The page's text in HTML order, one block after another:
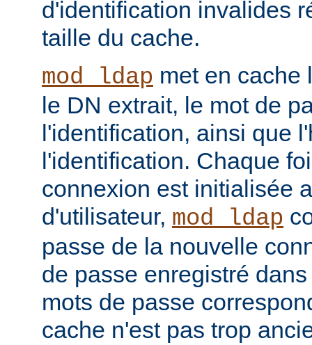
d'identification invalides
taille du cache.
mod_ldap met en cache
le DN extrait, le mot de
l'identification, ainsi que
l'identification. Chaque
connexion est initialisée
d'utilisateur, mod_ldap
passe de la nouvelle
de passe enregistré
mots de passe
cache n'est pas trop